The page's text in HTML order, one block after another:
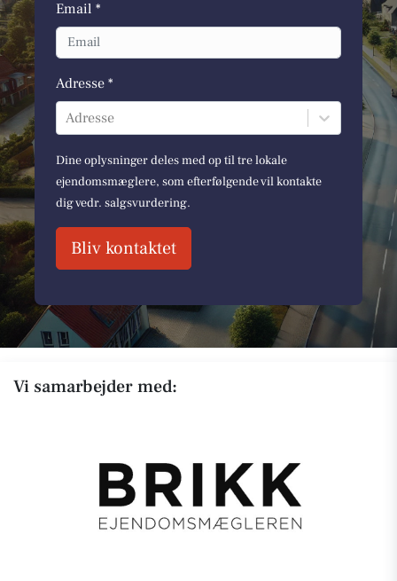
Email *
Adresse *
Adresse
Dine oplysninger deles med op til tre lokale
ejendomsmæglere, som efterfølgende vil kontakte
dig vedr. salgsvurdering.
Bliv kontaktet
Vi samarbejder med: